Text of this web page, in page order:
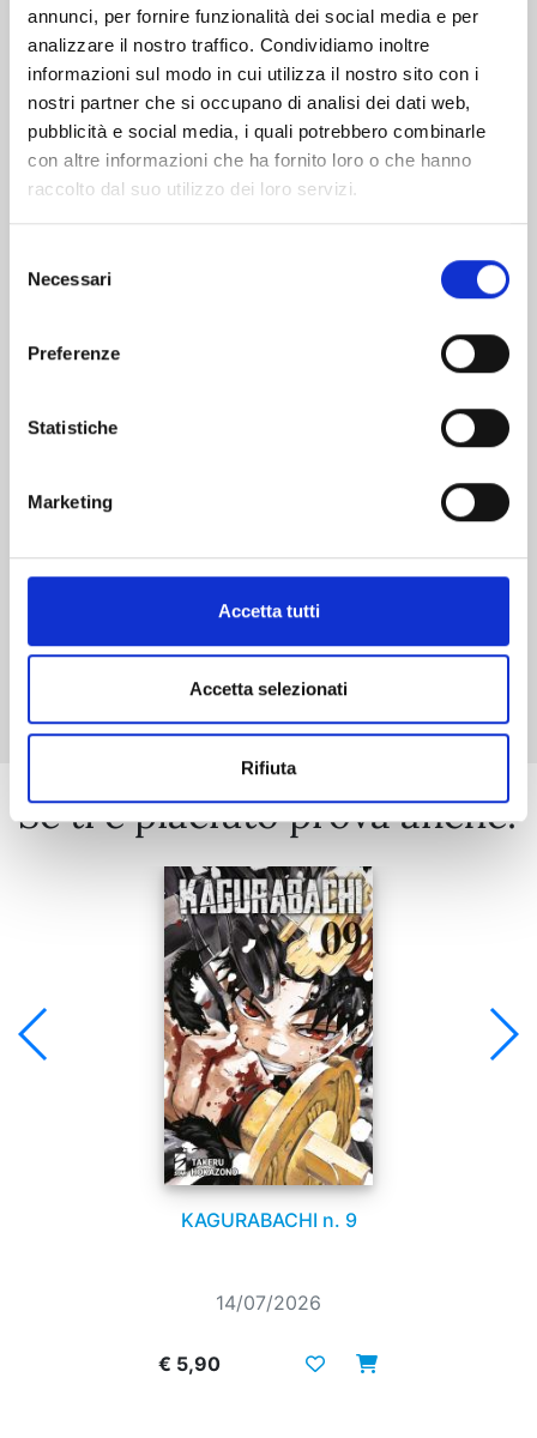
annunci, per fornire funzionalità dei social media e per
analizzare il nostro traffico. Condividiamo inoltre
informazioni sul modo in cui utilizza il nostro sito con i
nostri partner che si occupano di analisi dei dati web,
pubblicità e social media, i quali potrebbero combinarle
con altre informazioni che ha fornito loro o che hanno
raccolto dal suo utilizzo dei loro servizi.
delNecessari
Preferenze
Statistiche
Marketing
Accetta tutti
Accetta selezionati
Rifiuta
Mostra tutto
Se ti è piaciuto prova anche:
KAGURABACHI n. 9
14/07/2026
€ 5,90